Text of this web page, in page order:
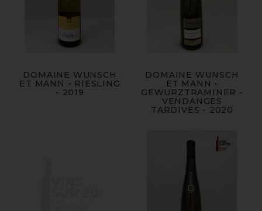
DOMAINE WUNSCH
ET MANN - RIESLING
- 2019
DOMAINE WUNSCH
ET MANN -
GEWURZTRAMINER -
VENDANGES
TARDIVES - 2020